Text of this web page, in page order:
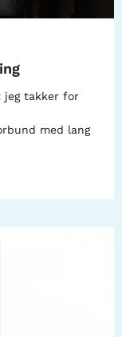
jeg takker for
med lang